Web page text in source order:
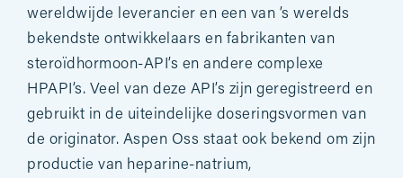
wereldwijde leverancier en een van ’s werelds
bekendste ontwikkelaars en fabrikanten van
steroïdhormoon-API’s en andere complexe
HPAPI’s. Veel van deze API’s zijn geregistreerd en
gebruikt in de uiteindelijke doseringsvormen van
de originator. Aspen Oss staat ook bekend om zijn
productie van heparine-natrium,